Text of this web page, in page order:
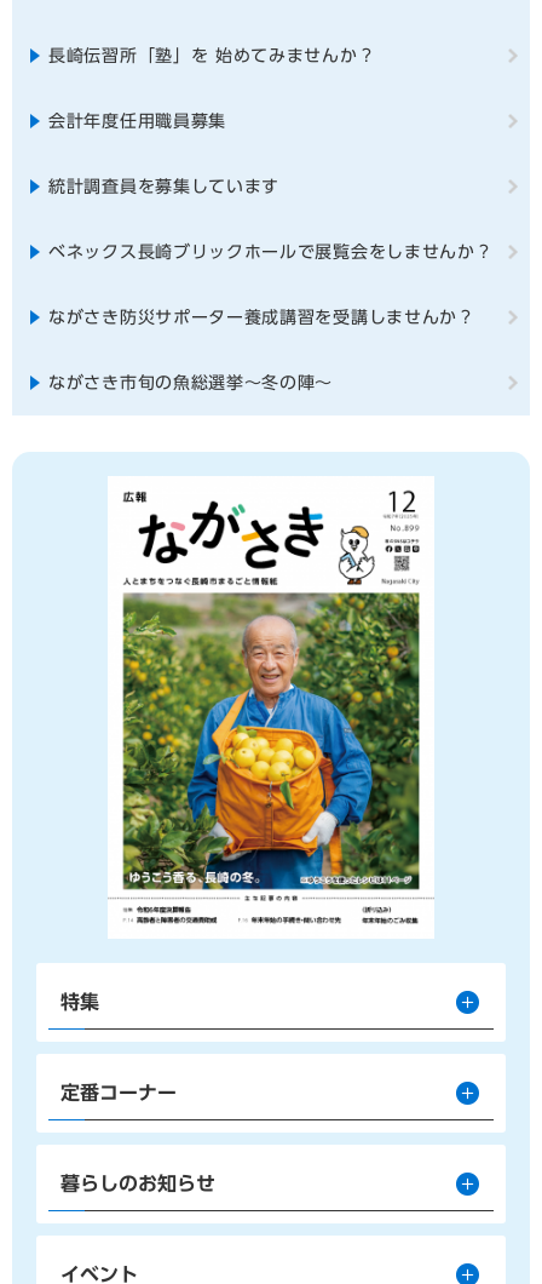
長崎伝習所「塾」を 始めてみませんか？
会計年度任用職員募集
統計調査員を募集しています
ベネックス長崎ブリックホールで展覧会をしませんか？
ながさき防災サポーター養成講習を受講しませんか？
ながさき市旬の魚総選挙～冬の陣～
特集
定番コーナー
暮らしのお知らせ
イベント